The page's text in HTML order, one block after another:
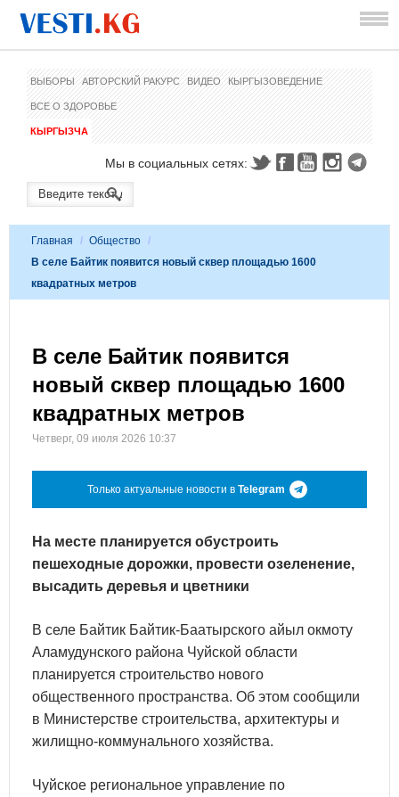
ВЫБОРЫ АВТОРСКИЙ РАКУРС ВИДЕО КЫРГЫЗОВЕДЕНИЕ
ВСЕ О ЗДОРОВЬЕ
КЫРГЫЗЧА
Мы в социальных сетях:
Главная / Общество /
В селе Байтик появится новый сквер площадью 1600
квадратных метров
В селе Байтик появится
новый сквер площадью 1600
квадратных метров
Четверг, 09 июля 2026 10:37
Только актуальные новости в Telegram
На месте планируется обустроить
пешеходные дорожки, провести озеленение,
высадить деревья и цветники
В селе Байтик Байтик-Баатырского айыл окмоту
Аламудунского района Чуйской области
планируется строительство нового
общественного пространства. Об этом сообщили
в Министерстве строительства, архитектуры и
жилищно-коммунального хозяйства.
Чуйское региональное управление по